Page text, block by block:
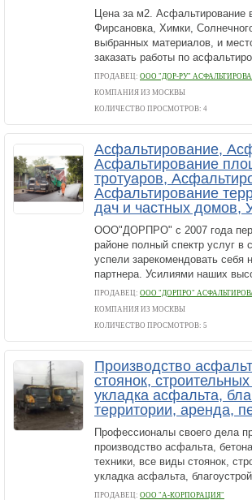
Цена за м2. Асфальтирование
Фирсановка, Химки,
выбранных материалов, и
заказать работы по
ПРОДАВЕЦ: ООО "ДОР-РУ"
КОМПАНИЯ ИЗ МОСКВЫ
КОЛИЧЕСТВО ПРОСМОТРОВ: 4
Асфальтирование,
Асфальтирование
тротуаров,
Асфальтирование
дач и частных домов,
ООО"ДОРПРО" с 2007 года пере
районе полный спектр услуг
успели зарекомендовать себя
партнера. Усилиями наших
ПРОДАВЕЦ: ООО "ДОРПРО"
КОМПАНИЯ ИЗ МОСКВЫ
КОЛИЧЕСТВО ПРОСМОТРОВ: 5
Производство
стоянок,
укладка асфальта,
территории, аренда,
Профессионалы своего дела
производство асфальта,
техники, все виды стоянок,
укладка асфальта,
ПРОДАВЕЦ: ООО "А-КОРПОРАЦИЯ"